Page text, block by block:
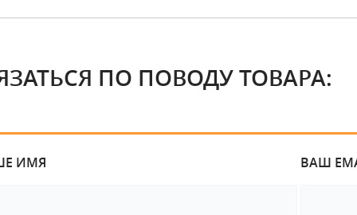
ПО ПОВОДУ ТОВАРА:
ИМЯ ВАШ